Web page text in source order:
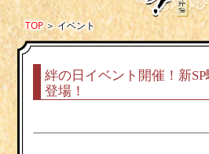
TOP＞イベント
絆の日イベント開催！新SP
登場！